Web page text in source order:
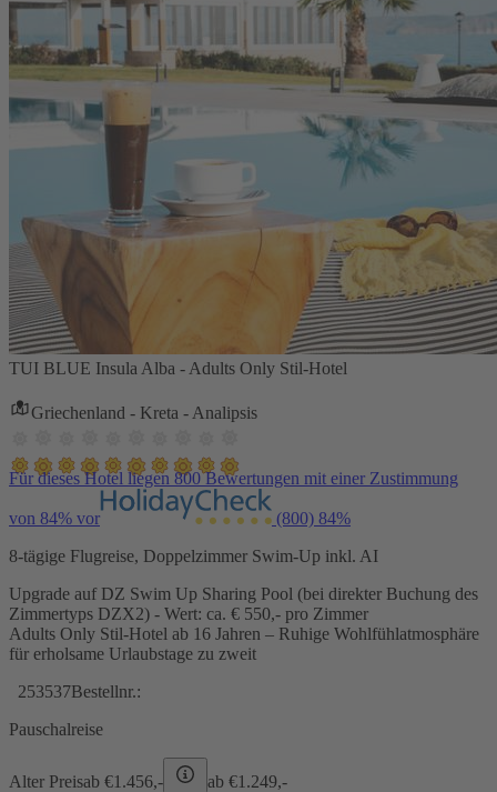
TUI BLUE Insula Alba - Adults Only Stil-Hotel
Griechenland - Kreta - Analipsis
Für dieses Hotel liegen 800 Bewertungen mit einer Zustimmung
von 84% vor (800) 84%
8-tägige Flugreise, Doppelzimmer Swim-Up inkl. AI
Upgrade auf DZ Swim Up Sharing Pool (bei direkter Buchung des
Zimmertyps DZX2) - Wert: ca. € 550,- pro Zimmer
Adults Only Stil-Hotel ab 16 Jahren – Ruhige Wohlfühlatmosphäre
für erholsame Urlaubstage zu zweit
253537Bestellnr.:
Pauschalreise
Alter Preisab €1.456,- ab €1.249,-